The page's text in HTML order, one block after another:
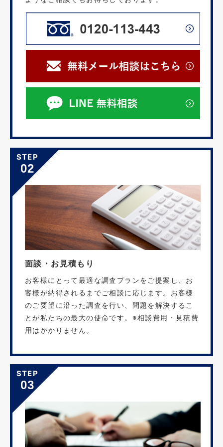
STEP
02
面談・お見積もり
お客様にとって最適な調査プランをご提案し、お
客様が納得されるまでご相談に応じます。お客様
のご要望に沿った調査を行い、問題を解決するこ
とが私たちの最大の使命です。※相談費用・見積費
用はかかりません。
STEP
03